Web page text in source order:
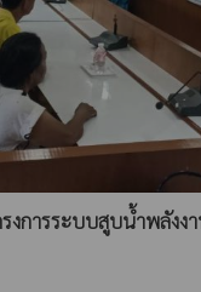
งการระบบสูบน้ำพลัง